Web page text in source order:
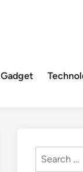
Gadget
Search